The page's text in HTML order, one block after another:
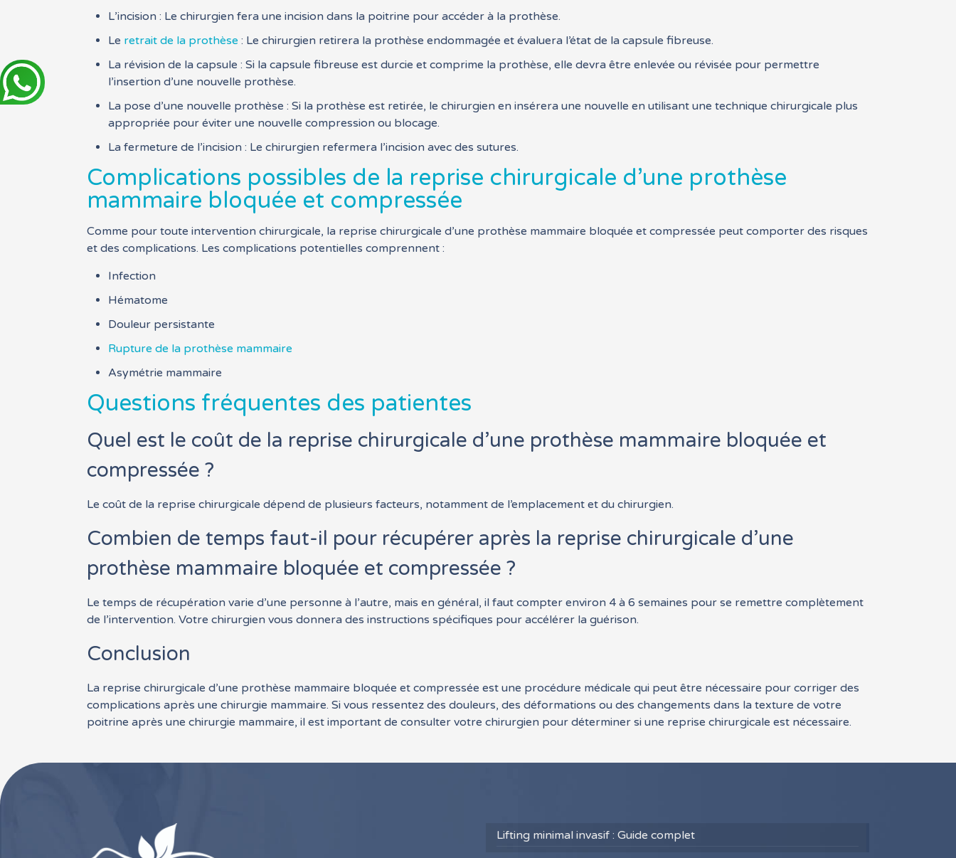
L’incision : Le chirurgien fera une incision dans la poitrine pour accéder à la prothèse.
Le retrait de la prothèse : Le chirurgien retirera la prothèse endommagée et évaluera l’état de la capsule fibreuse.
La révision de la capsule : Si la capsule fibreuse est durcie et comprime la prothèse, elle devra être enlevée ou révisée pour permettre
l’insertion d’une nouvelle prothèse.
La pose d’une nouvelle prothèse : Si la prothèse est retirée, le chirurgien en insérera une nouvelle en utilisant une technique chirurgicale plus
appropriée pour éviter une nouvelle compression ou blocage.
La fermeture de l’incision : Le chirurgien refermera l’incision avec des sutures.
Complications possibles de la reprise chirurgicale d’une prothèse
mammaire bloquée et compressée
Comme pour toute intervention chirurgicale, la reprise chirurgicale d’une prothèse mammaire bloquée et compressée peut comporter des risques
et des complications. Les complications potentielles comprennent :
Infection
Hématome
Douleur persistante
Rupture de la prothèse mammaire
Asymétrie mammaire
Questions fréquentes des patientes
Quel est le coût de la reprise chirurgicale d’une prothèse mammaire bloquée et
compressée ?
Le coût de la reprise chirurgicale dépend de plusieurs facteurs, notamment de l’emplacement et du chirurgien.
Combien de temps faut-il pour récupérer après la reprise chirurgicale d’une
prothèse mammaire bloquée et compressée ?
Le temps de récupération varie d’une personne à l’autre, mais en général, il faut compter environ 4 à 6 semaines pour se remettre complètement
de l’intervention. Votre chirurgien vous donnera des instructions spécifiques pour accélérer la guérison.
Conclusion
La reprise chirurgicale d’une prothèse mammaire bloquée et compressée est une procédure médicale qui peut être nécessaire pour corriger des
complications après une chirurgie mammaire. Si vous ressentez des douleurs, des déformations ou des changements dans la texture de votre
poitrine après une chirurgie mammaire, il est important de consulter votre chirurgien pour déterminer si une reprise chirurgicale est nécessaire.
Lifting minimal invasif : Guide complet